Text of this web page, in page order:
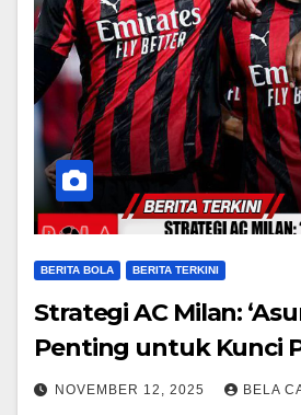
BERITA BOLA BERITA TERKINI
Strategi AC Milan:
Penting untuk Kunci
NOVEMBER 12, 2025 BELA